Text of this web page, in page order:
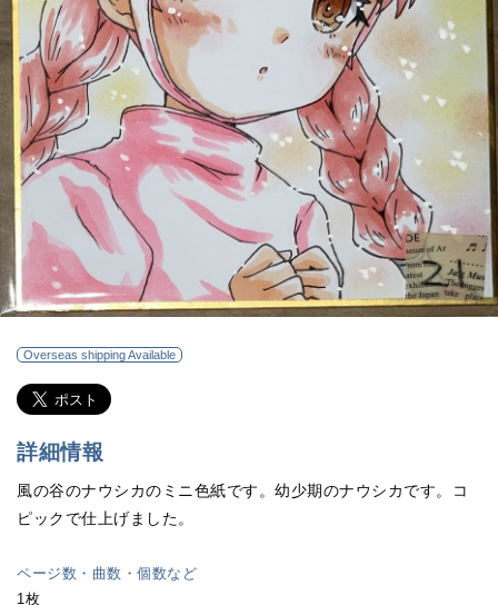
Overseas shipping Available
詳細情報
風の谷のナウシカのミニ色紙です。幼少期のナウシカです。コ
ピックで仕上げました。
ページ数・曲数・個数など
1枚